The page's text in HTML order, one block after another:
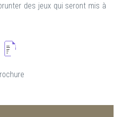
des jeux qui seront mis à